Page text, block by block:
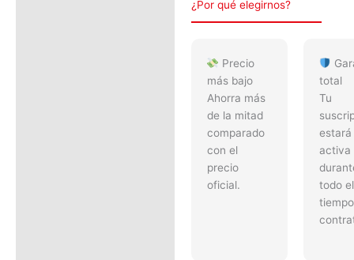
¿Por qué elegirnos?
Precio
más bajo
Ahorra más
de la mitad
comparado
con el
precio
oficial.
total
Tu
estará
activa
todo el
tiempo